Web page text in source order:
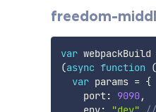
freedom-
var webpackBuild
(async function (
var params = {
    port
: 9090,